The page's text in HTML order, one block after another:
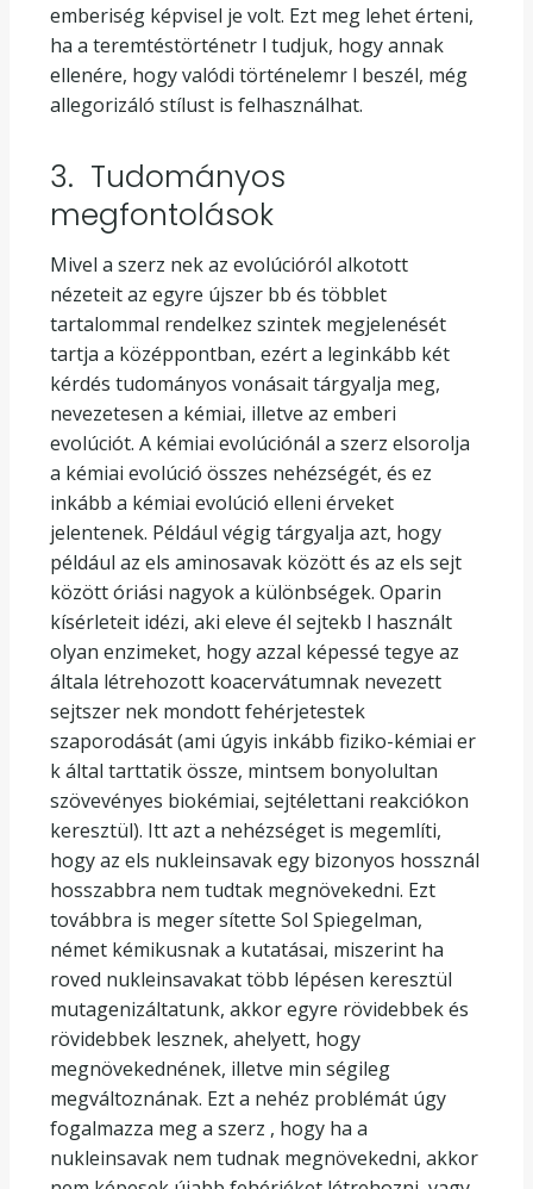
emberiség képvisel je volt. Ezt meg lehet érteni,
ha a teremtéstörténetr l tudjuk, hogy annak
ellenére, hogy valódi történelemr l beszél, még
allegorizáló stílust is felhasználhat.
3. Tudományos
megfontolások
Mivel a szerz nek az evolúcióról alkotott
nézeteit az egyre újszer bb és többlet
tartalommal rendelkez szintek megjelenését
tartja a középpontban, ezért a leginkább két
kérdés tudományos vonásait tárgyalja meg,
nevezetesen a kémiai, illetve az emberi
evolúciót. A kémiai evolúciónál a szerz elsorolja
a kémiai evolúció összes nehézségét, és ez
inkább a kémiai evolúció elleni érveket
jelentenek. Például végig tárgyalja azt, hogy
például az els aminosavak között és az els sejt
között óriási nagyok a különbségek. Oparin
kísérleteit idézi, aki eleve él sejtekb l használt
olyan enzimeket, hogy azzal képessé tegye az
általa létrehozott koacervátumnak nevezett
sejtszer nek mondott fehérjetestek
szaporodását (ami úgyis inkább fiziko-kémiai er
k által tarttatik össze, mintsem bonyolultan
szövevényes biokémiai, sejtélettani reakciókon
keresztül). Itt azt a nehézséget is megemlíti,
hogy az els nukleinsavak egy bizonyos hossznál
hosszabbra nem tudtak megnövekedni. Ezt
továbbra is meger sítette Sol Spiegelman,
német kémikusnak a kutatásai, miszerint ha
roved nukleinsavakat több lépésen keresztül
mutagenizáltatunk, akkor egyre rövidebbek és
rövidebbek lesznek, ahelyett, hogy
megnövekednének, illetve min ségileg
megváltoznának. Ezt a nehéz problémát úgy
fogalmazza meg a szerz , hogy ha a
nukleinsavak nem tudnak megnövekedni, akkor